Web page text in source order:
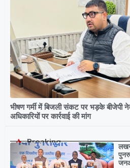
भीषण गर्मी में बिजली संकट पर भड़के बीजेपी
अधिकारियों पर कार्रवाई की मांग
Breaking